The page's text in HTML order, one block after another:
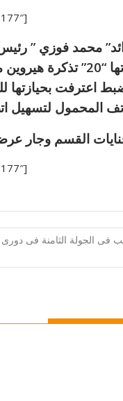
[ad id=”1177″]
محمد فوزي ”
اعترفت بحيازتها
المحمول لتسهيل
[ad id=”1177″]
فى الجولة الثامنة فى دورى